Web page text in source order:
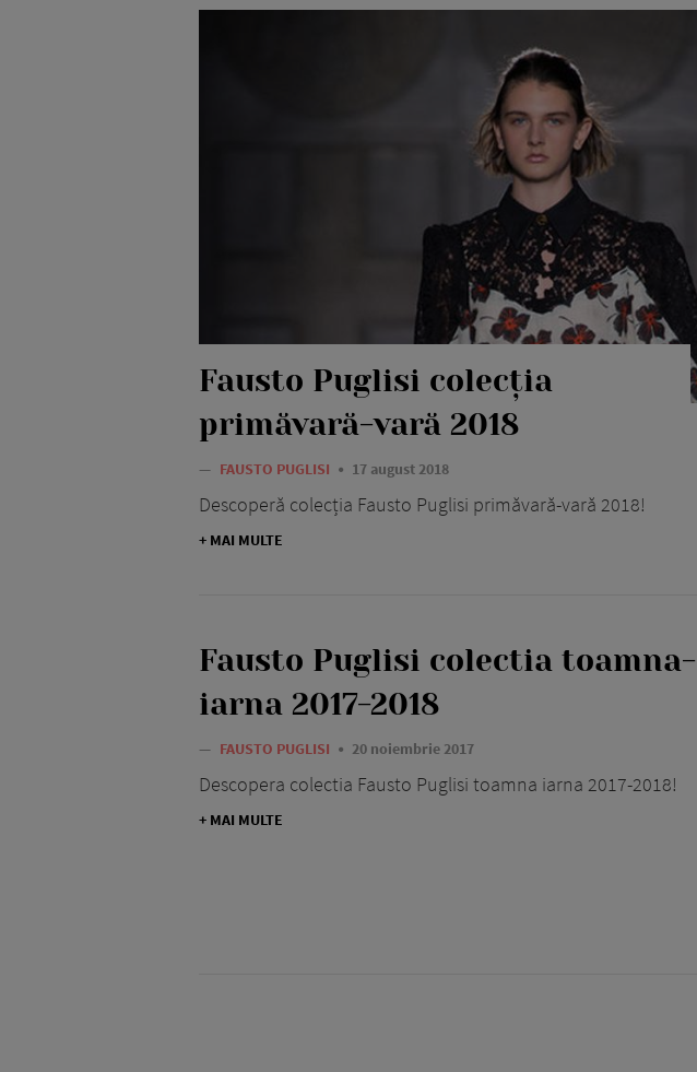
Fausto Puglisi colecția
primăvară-vară 2018
— FAUSTO PUGLISI 17 august 2018
Descoperă colecția Fausto Puglisi primăvară-vară 2018!
+ MAI MULTE
Fausto Puglisi colectia toamna-
iarna 2017-2018
— FAUSTO PUGLISI 20 noiembrie 2017
Descopera colectia Fausto Puglisi toamna iarna 2017-2018!
+ MAI MULTE